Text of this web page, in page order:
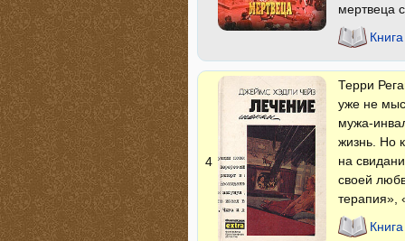
мертвеца
4
Терри
уже не
мужа-
жизнь. Но
на
своей
терапия»,